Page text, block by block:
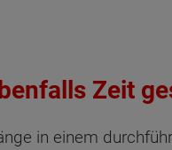
Zeit
in einem